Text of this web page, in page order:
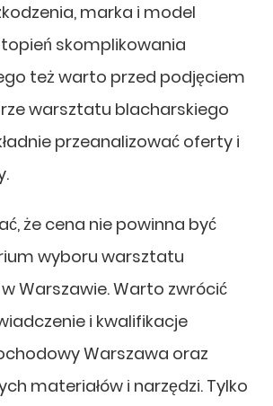
marka i model
skomplikowania
też warto przed podjęciem
warsztatu blacharskiego
przeanalizować oferty i
że cena nie powinna być
wyboru warsztatu
Warszawie. Warto zwrócić
i kwalifikacje
Warszawa oraz
materiałów i narzędzi. Tylko